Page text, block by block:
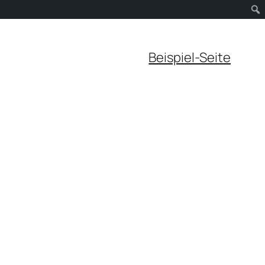
Beispiel-Seite